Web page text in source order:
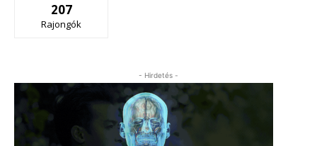
207
Rajongók
- Hirdetés -